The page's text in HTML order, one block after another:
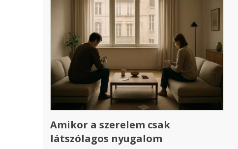
Amikor a szerelem csak
látszólagos nyugalom